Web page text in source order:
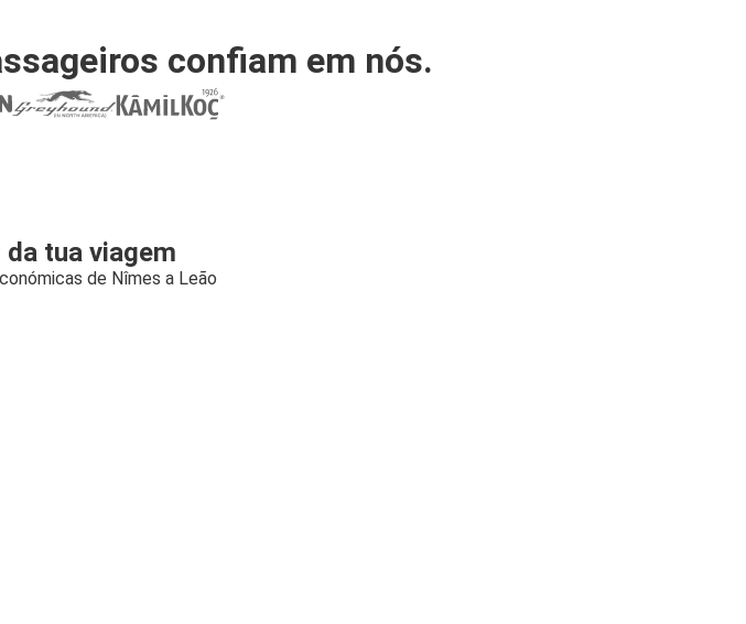
confiam em nós.
da tua viagem
de Nîmes a Leão